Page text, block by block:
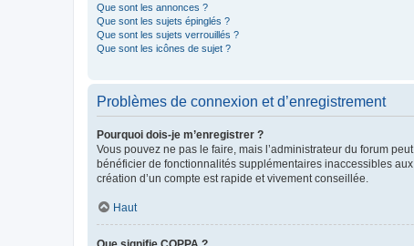
Que sont les annonces ?
Que sont les sujets épinglés ?
Que sont les sujets verrouillés ?
Que sont les icônes de sujet ?
Problèmes de connexion et d’enregistrement
Pourquoi dois-je m’enregistrer ?
Vous pouvez ne pas le faire, mais l’administrateur du forum
bénéficier de fonctionnalités supplémentaires inaccessibles
création d’un compte est rapide et vivement conseillée.
Haut